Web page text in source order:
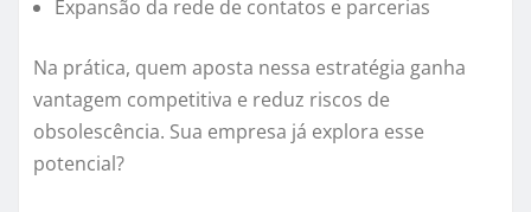
Expansão da rede de contatos e parcerias
Na prática, quem aposta nessa estratégia ganha
vantagem competitiva e reduz riscos de
obsolescência. Sua empresa já explora esse
potencial?